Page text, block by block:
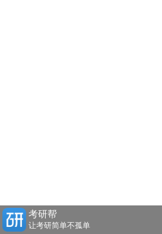
考研帮
让考研简单不孤单